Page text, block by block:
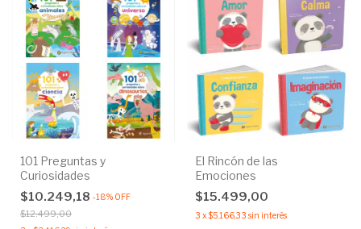
101 Preguntas y
Curiosidades
$10.249,18 -18% OFF
$12.499,00
El Rincón de las
Emociones
$15.499,00
3 x$5.166,33 sin interés